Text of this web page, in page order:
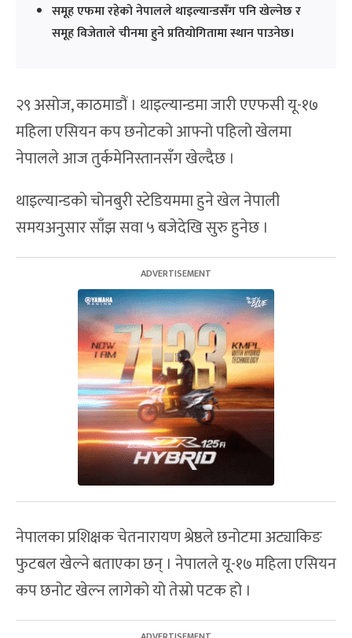
समूह एफमा रहेको नेपालले थाइल्यान्डसँग पनि खेल्नेछ र
समूह विजेताले चीनमा हुने प्रतियोगितामा स्थान पाउनेछ।
२९ असोज, काठमाडौं । थाइल्यान्डमा जारी एएफसी यू-१७
महिला एसियन कप छनोटको आफ्नो पहिलो खेलमा
नेपालले आज तुर्कमेनिस्तानसँग खेल्दैछ ।
थाइल्यान्डको चोनबुरी स्टेडियममा हुने खेल नेपाली
समयअनुसार साँझ सवा ५ बजेदेखि सुरु हुनेछ ।
नेपालका प्रशिक्षक चेतनारायण श्रेष्ठले छनोटमा अट्याकिङ
फुटबल खेल्ने बताएका छन् । नेपालले यू-१७ महिला एसियन
कप छनोट खेल्न लागेको यो तेस्रो पटक हो ।